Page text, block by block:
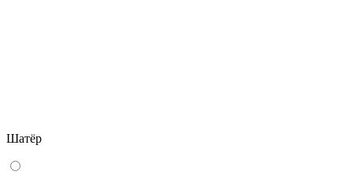
Шатёр